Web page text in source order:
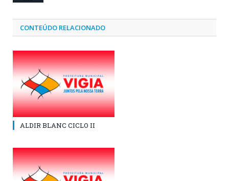
CONTEÚDO RELACIONADO
ALDIR BLANC CICLO II